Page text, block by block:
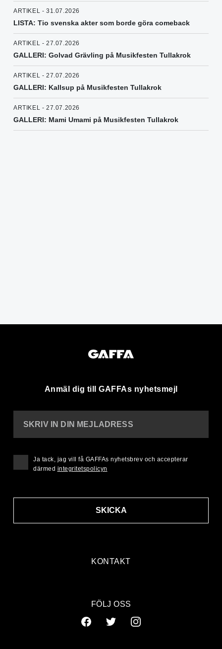
ARTIKEL - 31.07.2026
LISTA: Tio svenska akter som borde göra comeback
ARTIKEL - 27.07.2026
GALLERI: Golvad Grävling på Musikfesten Tullakrok
ARTIKEL - 27.07.2026
GALLERI: Kallsup på Musikfesten Tullakrok
ARTIKEL - 27.07.2026
GALLERI: Mami Umami på Musikfesten Tullakrok
Anmäl dig till GAFFAs nyhetsmejl
KONTAKT
SKRIV IN DIN MEJLADRESS
SKICKA
Ja tack, jag vill få GAFFAs nyhetsbrev och accepterar
därmed integritetspolicyn
FÖLJ OSS